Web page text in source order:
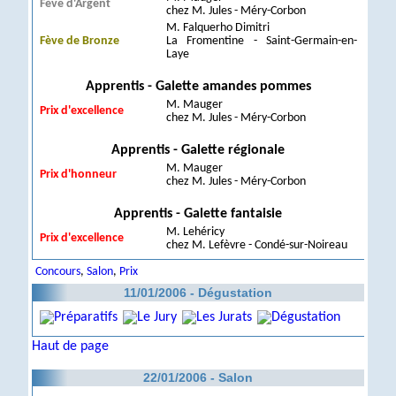
Fève d'Argent
chez M. Jules - Méry-Corbon
Fève de Bronze
M. Falquerho Dimitri
La Fromentine - Saint-Germain-en-
Laye
Apprentis - Galette amandes pommes
Prix d'excellence
M. Mauger
chez M. Jules - Méry-Corbon
Apprentis - Galette régionale
Prix d'honneur
M. Mauger
chez M. Jules - Méry-Corbon
Apprentis - Galette fantaisie
Prix d'excellence
M. Lehéricy
chez M. Lefèvre - Condé-sur-Noireau
Concours,Salon, Prix
11/01/2006 - Dégustation
Haut de page
22/01/2006 - Salon